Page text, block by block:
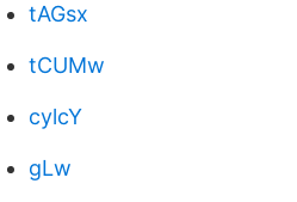
tAGsx
tCUMw
cylcY
gLw